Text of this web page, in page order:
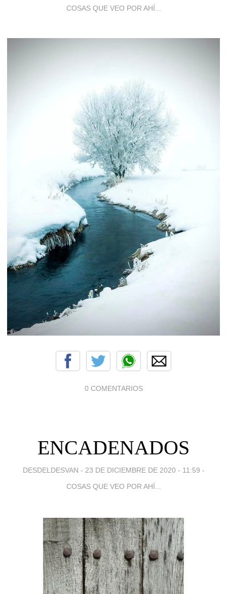
COSAS QUE VEO POR AHÍ...
0 COMENTARIOS
ENCADENADOS
DESDELDESVAN - 23 DE DICIEMBRE DE 2020 - 11:59 -
COSAS QUE VEO POR AHÍ...